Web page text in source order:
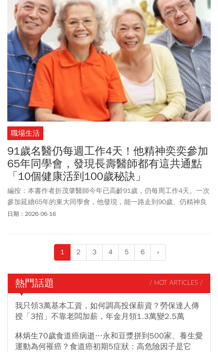
職場生活
91歲名醫仍每週工作4天！他精神奕奕參加
65年同學會，發現長壽醫師都有這共通點
「10個健康活到100歲秘訣」
編按：本書作者折茂肇醫師今年已高齡91歲，仍每周工作4天。一次
參加延續65年的東大同學會，他發現，能一路走到90歲、仍精神良
好的醫師們都有一個共同點：每個人都有「自己還在做的事」。這
出10個「健康活到100歲」的秘訣。
日期：2026-06-16
1 2 3 4 5 6 »
熱門話題 / HOT ARTICLES /
我只領3萬基本工資，如何調高投保薪資？勞保達人傳
授「3招」不靠老闆加薪，年金月領1.3萬變2.5萬
林炳生70歲食道癌病逝…永和豆漿拼到500家、養生愛
運動為何罹癌？食道癌初期5症狀：高危險因子是它